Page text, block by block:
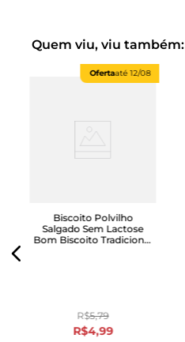
Quem viu, viu também:
Ofertaaté12/08
Biscoito Polvilho
Salgado Sem Lactose
Bom Biscoito Tradicional
R$5,79
R$4,99